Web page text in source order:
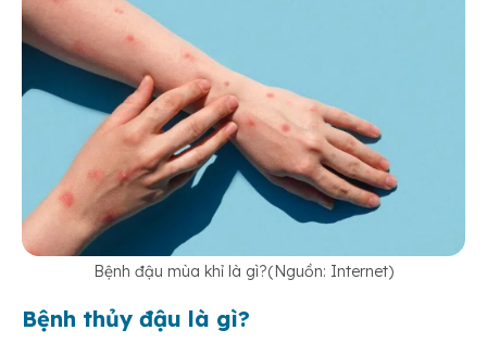
Bệnh đậu mùa khỉ là gì?(Nguồn: Internet)
Bệnh thủy đậu là gì?